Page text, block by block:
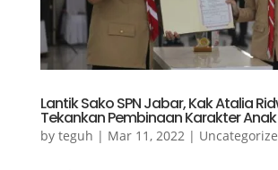
Lantik Sako SPN Jabar, Kak Atalia
Tekankan Pembinaan Karakter
by teguh | Mar 11, 2022 |